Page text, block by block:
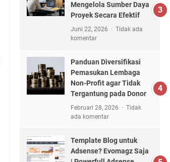
Mengelola Sumber Daya
Proyek Secara Efektif
Juni 22, 2026
Tidak ada
komentar
Panduan Diversifikasi
Pemasukan Lembaga
Non-Profit agar Tidak
Tergantung pada Donor
Februari 28, 2026
Tidak
ada komentar
Template Blog untuk
Adsense? Evomagz Saja